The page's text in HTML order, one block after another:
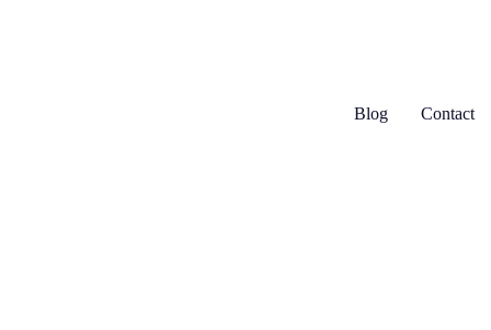
Blog Contact